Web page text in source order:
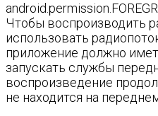
Чтобы воспроизводить
использовать
приложение должно
запускать службы
воспроизведение
не находится на